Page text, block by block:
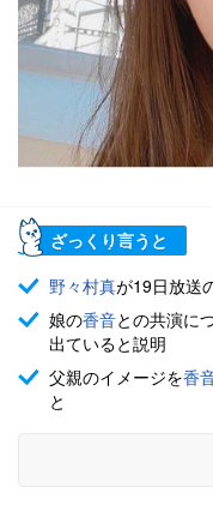
ざっくり言うと
野々村真が19日放送
娘の香音との共演に
出ていると説明
父親のイメージを香
と